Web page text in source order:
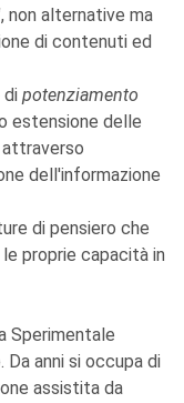
non alternative ma
di contenuti ed
di potenziamento
estensione delle
dell'informazione
di pensiero che
proprie capacità in
Sperimentale
anni si occupa di
assistita da